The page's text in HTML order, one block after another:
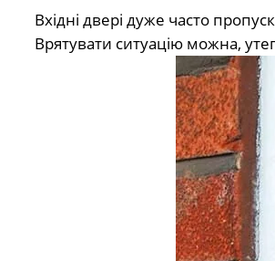
Вхідні двері дуже часто
Врятувати ситуацію можна,